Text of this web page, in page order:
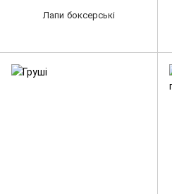
Лапи боксерські